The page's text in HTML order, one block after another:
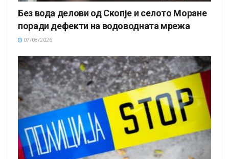
Без вода делови од Скопје и селото Моране
поради дефекти на водоводната мрежа
07/08/2026